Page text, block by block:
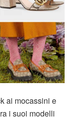
ai mocassini e
i suoi modelli